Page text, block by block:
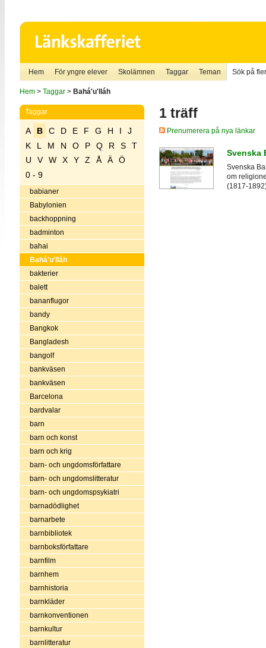
Hem För yngre elever Skolämnen Taggar Teman Sök på
Hem> Taggar> Bahá'u'lláh
Taggar
A B C D E F G H I
J
K
L M N O P Q R S
T
U
V W X Y Z Å Ä
Ö
0 - 9
babianer
Babylonien
backhoppning
badminton
bahai
Bahá'u'lláh
bakterier
balett
bananflugor
bandy
Bangkok
Bangladesh
bangolf
bankväsen
bankväsen
Barcelona
bardvalar
barn
barn och konst
barn och krig
barn- och ungdomsförfattare
barn- och ungdomslitteratur
barn- och ungdomspsykiatri
barnadödlighet
barnarbete
barnbibliotek
barnboksförfattare
barnfilm
barnhem
barnhistoria
barnkläder
barnkonventionen
barnkultur
barnlitteratur
1 träff
Prenumerera på nya länkar
Svenska
Svenska
om
(1817-